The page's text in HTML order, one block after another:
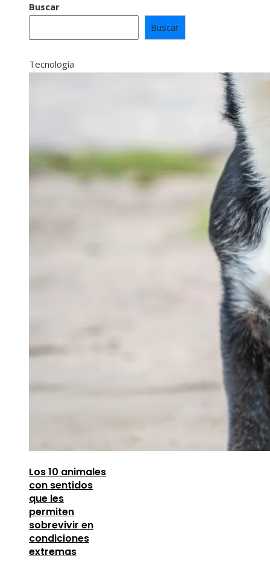
Buscar
Buscar
Tecnología
Los 10 animales
con sentidos
que les
permiten
sobrevivir en
condiciones
extremas